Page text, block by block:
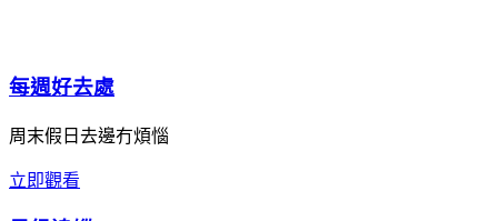
每週好去處
周末假日去邊冇煩惱
立即觀看